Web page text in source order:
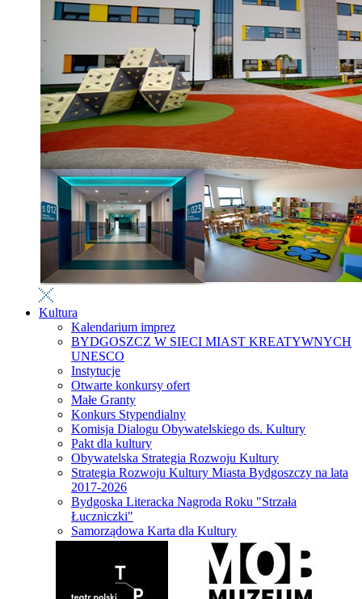
Kultura
Kalendarium imprez
BYDGOSZCZ W SIECI MIAST KREATYWNYCH
UNESCO
Instytucje
Otwarte konkursy ofert
Małe Granty
Konkurs Stypendialny
Komisja Dialogu Obywatelskiego ds. Kultury
Pakt dla kultury
Obywatelska Strategia Rozwoju Kultury
Strategia Rozwoju Kultury Miasta Bydgoszczy na lata
2017-2026
Bydgoska Literacka Nagroda Roku "Strzała
Łuczniczki"
Samorządowa Karta dla Kultury